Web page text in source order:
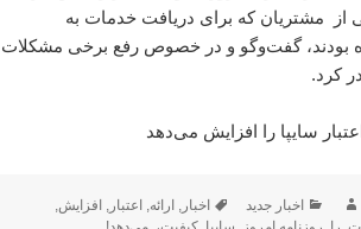
از مشتریان که برای دریافت خدمات به
بودند، گفت‌وگو و در خصوص رفع برخی مشکلات
کرد.
سایپا را افزایش می‌دهد
نویسندهدسته‌ها
اخبار جدید برچسب‌ها
اخبار, ارائه, اعتبار, افزایش,